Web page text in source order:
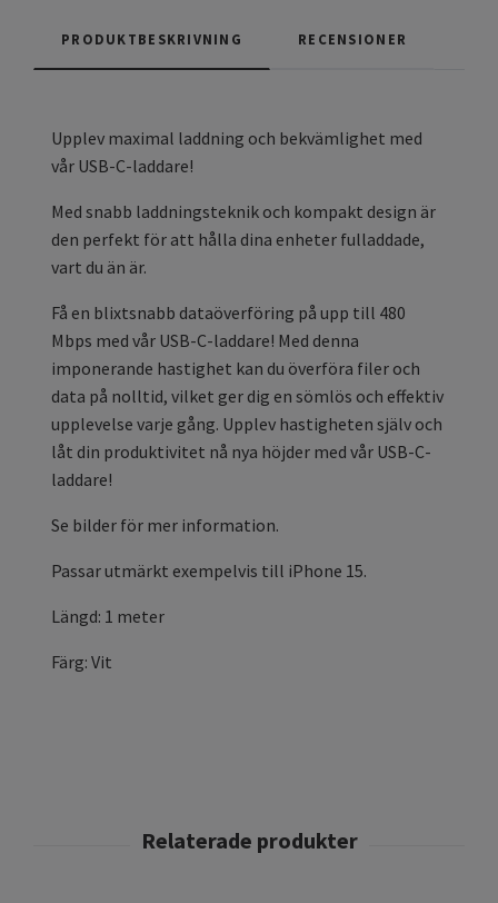
PRODUKTBESKRIVNING RECENSIONER
Upplev maximal laddning och bekvämlighet med
vår USB-C-laddare!
Med snabb laddningsteknik och kompakt design är
den perfekt för att hålla dina enheter fulladdade,
vart du än är.
Få en blixtsnabb dataöverföring på upp till 480
Mbps med vår USB-C-laddare! Med denna
imponerande hastighet kan du överföra filer och
data på nolltid, vilket ger dig en sömlös och effektiv
upplevelse varje gång. Upplev hastigheten själv och
låt din produktivitet nå nya höjder med vår USB-C-
laddare!
Se bilder för mer information.
Passar utmärkt exempelvis till iPhone 15.
Längd: 1 meter
Färg: Vit